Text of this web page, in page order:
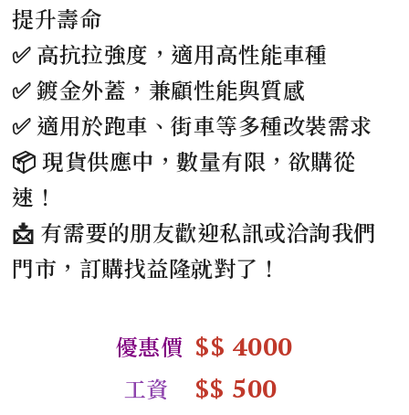
提升壽命
✅ 高抗拉強度，適用高性能車種
✅ 鍍金外蓋，兼顧性能與質感
✅ 適用於跑車、街車等多種改裝需求
📦 現貨供應中，數量有限，欲購從
速！
📩 有需要的朋友歡迎私訊或洽詢我們
門市，訂購找益隆就對了！
優惠價 $$ 4000
工資 $$ 500